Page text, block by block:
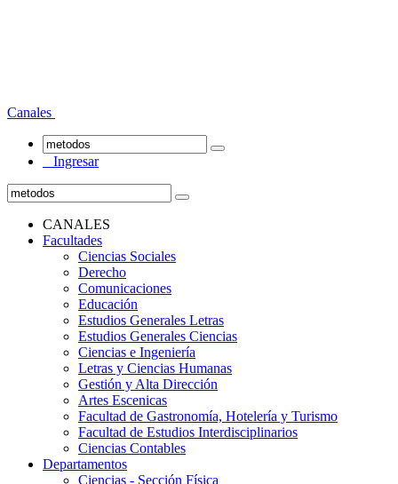
Canales
Ingresar
CANALES
Facultades
Ciencias Sociales
Derecho
Comunicaciones
Educación
Estudios Generales Letras
Estudios Generales Ciencias
Ciencias e Ingeniería
Letras y Ciencias Humanas
Gestión y Alta Dirección
Artes Escenicas
Facultad de Gastronomía, Hotelería y Turismo
Facultad de Estudios Interdisciplinarios
Ciencias Contables
Departamentos
Ciencias - Sección Física